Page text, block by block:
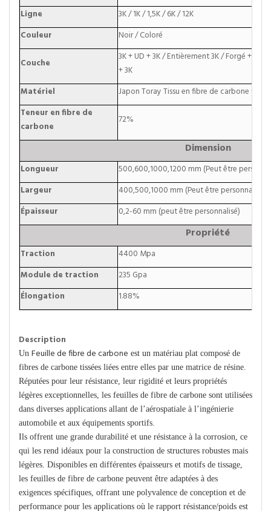
Ligne
3K / 1K / 1,5K / 6K / 12K
Couleur
Noir / Coloré
Couche
3K + UD + 3K / Entièrement 3K / Forgé + UD
+ 3K
Matériel
Japon Toray Tissu en fibre de carbone +
Teneur en fibre de
carbone
72%
Dimension
Longueur
500,600,1000,1200 mm (Peut être
Largeur
400,500,1000 mm (Peut être personnalisé)
Épaisseur
0,2-60 mm (peut être personnalisé)
Propriété
Traction
4400 Mpa
Module de traction
235 Gpa
Élongation
1.88%
Description
Un Feuille de fibre de carbone est un matériau plat composé de
fibres de carbone tissées liées entre elles par une matrice de résine.
Réputées pour leur résistance, leur rigidité et leurs propriétés
légères exceptionnelles, les feuilles de fibre de carbone sont utilisées
dans diverses applications allant de l’aérospatiale à l’ingénierie
automobile et aux équipements sportifs.
Ils offrent une grande durabilité et une résistance à la corrosion, ce
qui les rend idéaux pour la construction de structures robustes mais
légères. Disponibles en différentes épaisseurs et motifs de tissage,
les feuilles de fibre de carbone peuvent être adaptées à des
exigences spécifiques, offrant une polyvalence de conception et de
performance pour les applications où le rapport résistance/poids est